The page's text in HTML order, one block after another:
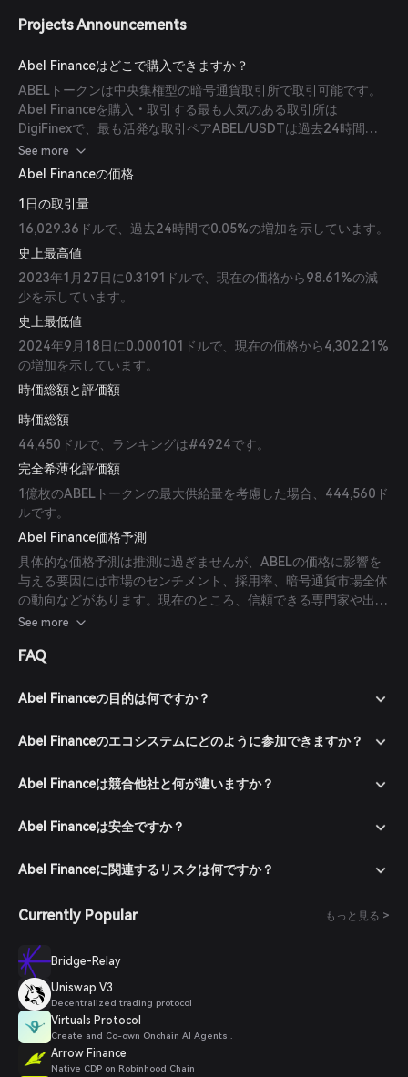
Projects Announcements
Abel Financeはどこで購入できますか？
ABELトークンは中央集権型の暗号通貨取引所で取引可能です。
Abel Financeを購入・取引する最も人気のある取引所は
DigiFinexで、最も活発な取引ペアABEL/USDTは過去24時間で
15,984.31ドルの取引量があります。
See more
Abel Financeの価格
1日の取引量
16,029.36ドルで、過去24時間で0.05%の増加を示しています。
史上最高値
2023年1月27日に0.3191ドルで、現在の価格から98.61%の減
少を示しています。
史上最低値
2024年9月18日に0.000101ドルで、現在の価格から4,302.21%
の増加を示しています。
時価総額と評価額
時価総額
44,450ドルで、ランキングは#4924です。
完全希薄化評価額
1億枚のABELトークンの最大供給量を考慮した場合、444,560ド
ルです。
Abel Finance価格予測
具体的な価格予測は推測に過ぎませんが、ABELの価格に影響を
与える要因には市場のセンチメント、採用率、暗号通貨市場全体
の動向などがあります。現在のところ、信頼できる専門家や出版
物からの予測はありません。
See more
FAQ
Abel Financeの目的は何ですか？
Abel Financeのエコシステムにどのように参加できますか？
Abel Financeは競合他社と何が違いますか？
Abel Financeは安全ですか？
Abel Financeに関連するリスクは何ですか？
Currently Popular もっと見る >
Bridge-Relay
Uniswap V3
Decentralized trading protocol
Virtuals Protocol
Create and Co-own Onchain AI Agents .
Arrow Finance
Native CDP on Robinhood Chain